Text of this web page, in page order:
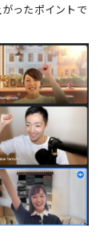
ったポイントで